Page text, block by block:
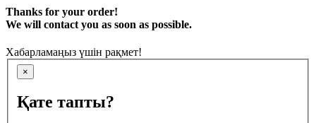
Thanks for your order!
We will contact you as soon as possible.
Хабарламаңыз үшін рақмет!
×
Қате тапты?